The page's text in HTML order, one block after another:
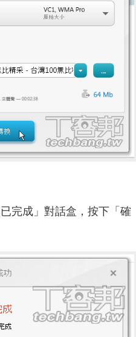
完成」對話盒，按下「確